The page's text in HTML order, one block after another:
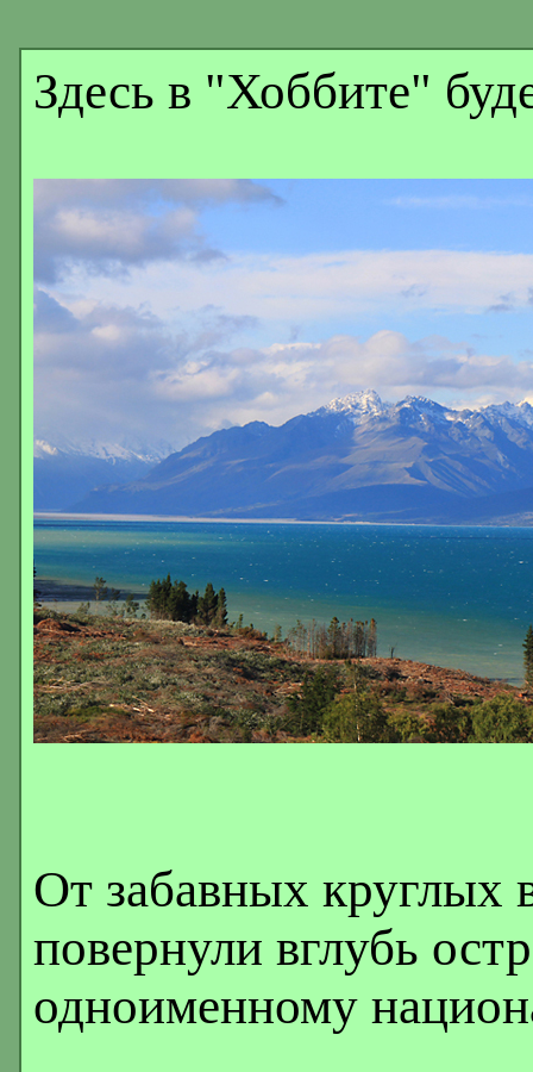
Здесь в "Хоббите"
От забавных круглых
повернули вглубь
одноименному